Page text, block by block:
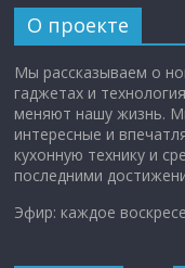
О проекте
Мы рассказываем о
гаджетах и
меняют нашу жизнь.
интересные и
кухонную технику и
последними
Эфир: каждое